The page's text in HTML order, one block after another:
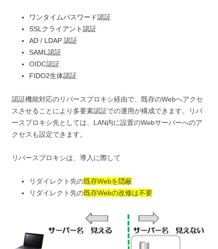
ワンタイムパスワード認証
SSLクライアント認証
AD / LDAP 認証
SAML認証
OIDC認証
FIDO2生体認証
認証機能対応のリバースプロキシ経由で、既存のWebへアクセ
スさせることにより多要素認証での運用が構成できます。リバ
ースプロキシ先としては、LAN内に設置のWebサーバーへのア
クセスも設定できます。
リバースプロキシは、導入に際して
リダイレクト先の既存Webを隠蔽
リダイレクト先の既存Webの改修は不要